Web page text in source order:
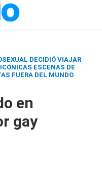
DECIDIÓ VIAJAR
ESCENAS DE
FUERA DEL MUNDO
en
gay